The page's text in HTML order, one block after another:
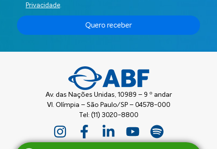
Privacidade.
Quero receber
Av. das Nações Unidas, 10989 – 9 º andar
Vl. Olímpia – São Paulo/SP – 04578-000
Tel: (11) 3020-8800